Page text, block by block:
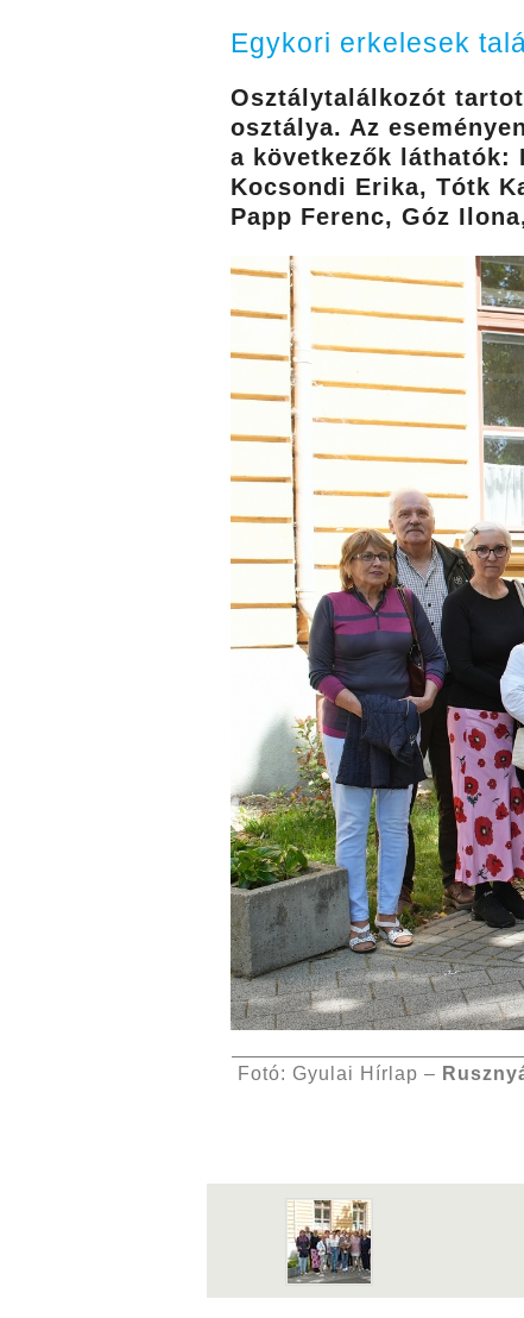
Egykori erkelesek
Osztálytalálkozót
osztálya. Az
a következők láthatók:
Kocsondi Erika, Tótk
Papp Ferenc, Góz
Fotó: Gyulai Hírlap –